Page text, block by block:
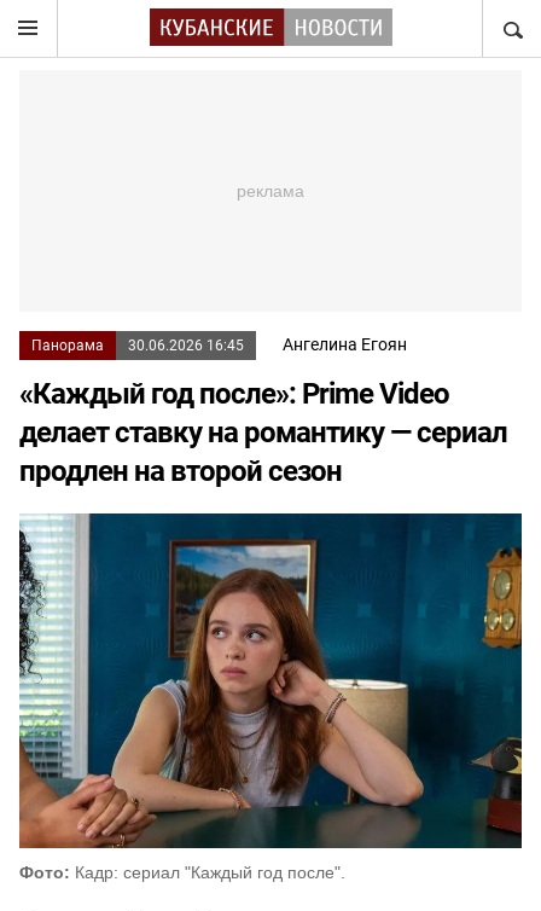
Панорама 30.06.2026 16:45 Ангелина Егоян
«Каждый год после»: Prime Video
делает ставку на романтику — сериал
продлен на второй сезон
Фото: Кадр: сериал "Каждый год после".